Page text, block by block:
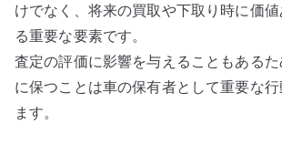
けでなく、将来の買取や下取り時に価
る重要な要素です。
査定の評価に影響を与えることもある
に保つことは車の保有者として重要な行
ます。